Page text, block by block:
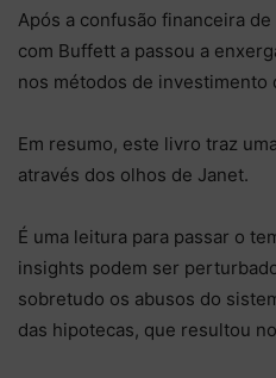
Após a confusão financeira
com Buffett a passou a
nos métodos de investimento
Em resumo, este livro traz
através dos olhos de Janet.
É uma leitura para passar o
insights podem ser
sobretudo os abusos do
das hipotecas, que resultou